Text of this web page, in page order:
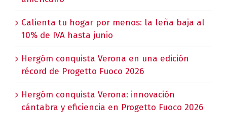
Calienta tu hogar por menos: la leña baja al
10% de IVA hasta junio
Hergóm conquista Verona en una edición
récord de Progetto Fuoco 2026
Hergóm conquista Verona: innovación
cántabra y eficiencia en Progetto Fuoco 2026